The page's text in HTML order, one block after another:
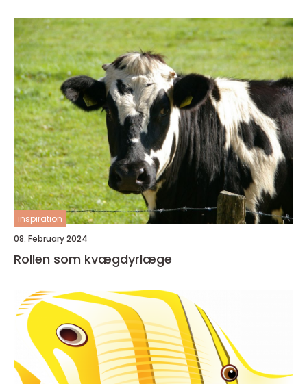
inspiration
08. February 2024
Rollen som kvægdyrlæge